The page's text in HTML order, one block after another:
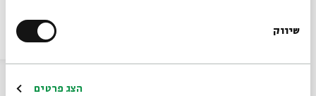
שיווק
הצג פרטים
הסכת